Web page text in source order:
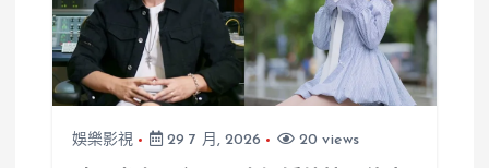
娛樂影視 29 7 月, 2026 20 views